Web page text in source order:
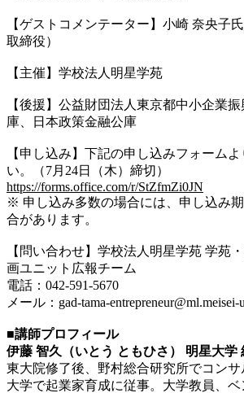
【ゲストコメンテーター】小崎 奈央子
取締役）
【主催】学校法人明星学苑
【後援】公益財団法人東京都中小企業
庫、日本政策金融公庫
【申し込み】下記の申し込みフォーム
い。（7月24日（木）締切）
https://forms.office.com/r/StZfmZi0JN
※ 申し込み多数の場合には、申し込み
合があります。
【問い合わせ】学校法人明星学苑 学苑
画ユニット広報チーム
電話：042-591-5670
メール：gad-tama-entrepreneur@ml.meisei-
■講師プロフィール
伊藤 智久（いとう ともひさ） 明星大学
東大院修了後、野村総合研究所でコン
大学で起業家育成に従事。大学教員、